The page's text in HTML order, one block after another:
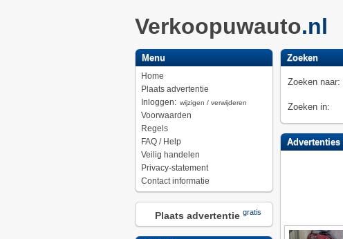
Verkoopuwauto.nl
Menu
Home
Plaats advertentie
Inloggen: wijzigen / verwijderen
Voorwaarden
Regels
FAQ / Help
Veilig handelen
Privacy-statement
Contact informatie
Plaats advertentie gratis
Zoeken
Zoeken naar:
Zoeken in:
Advertenties